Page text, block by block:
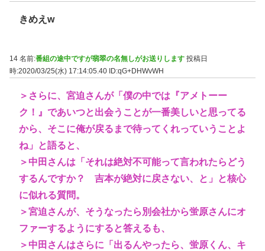
きめえw
14 名前:番組の途中ですが翡翠の名無しがお送りします 投稿日
時:2020/03/25(水) 17:14:05.40 ID:qG+DHWvWH
＞さらに、宮迫さんが「僕の中では『アメトーー
ク！』であいつと出会うことが一番美しいと思ってる
から、そこに俺が戻るまで待ってくれっていうことよ
ね」と語ると、
＞中田さんは「それは絶対不可能って言われたらどう
するんですか？ 吉本が絶対に戻さない、と」と核心
に似れる質問。
＞宮迫さんが、そうなったら別会社から蛍原さんにオ
ファーするようにすると答えるも、
＞中田さんはさらに「出るんやったら、蛍原くん、キ